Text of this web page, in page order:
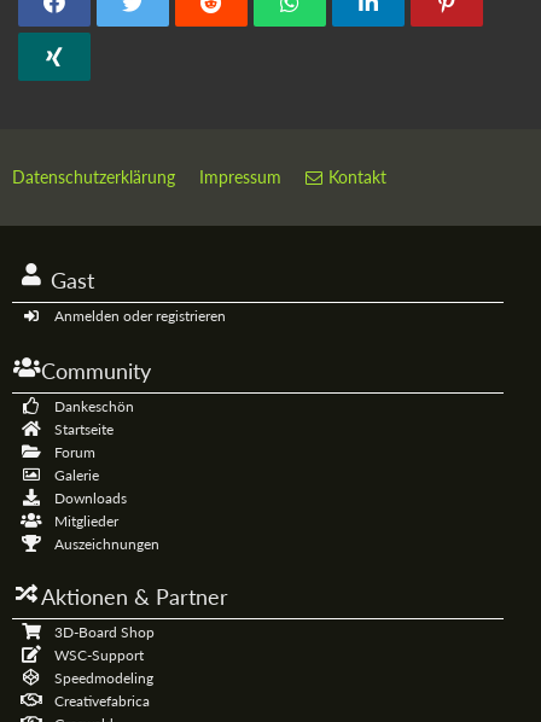
Datenschutzerklärung Impressum Kontakt
Gast
Anmelden oder registrieren
Community
Dankeschön
Startseite
Forum
Galerie
Downloads
Mitglieder
Auszeichnungen
Aktionen & Partner
3D-Board Shop
WSC-Support
Speedmodeling
Creativefabrica